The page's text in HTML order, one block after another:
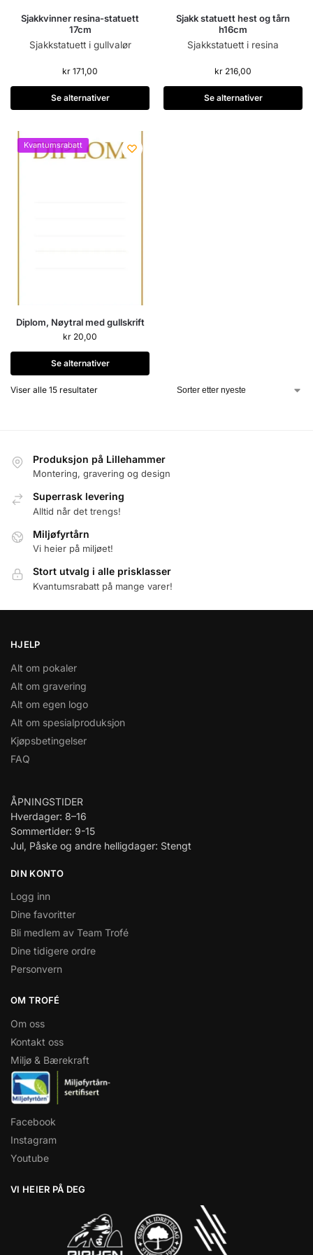
Sjakkvinner resina-statuett
17cm
Sjakkstatuett i gullvalør
kr 171,00
Se alternativer
Sjakk statuett hest og tårn
h16cm
Sjakkstatuett i resina
kr 216,00
Se alternativer
Kvantumsrabatt
Diplom, Nøytral med gullskrift
kr 20,00
Se alternativer
Viser alle 15 resultater
Produksjon på Lillehammer
Montering, gravering og design
Superrask levering
Alltid når det trengs!
Miljøfyrtårn
Vi heier på miljøet!
Stort utvalg i alle prisklasser
Kvantumsrabatt på mange varer!
HJELP
Alt om pokaler
Alt om gravering
Alt om egen logo
Alt om spesialproduksjon
Kjøpsbetingelser
FAQ
ÅPNINGSTIDER
Hverdager: 8–16
Sommertider: 9-15
Jul, Påske og andre helligdager: Stengt
DIN KONTO
Logg inn
Dine favoritter
Bli medlem av Team Trofé
Dine tidigere ordre
Personvern
OM TROFÉ
Om oss
Kontakt oss
Miljø & Bærekraft
Facebook
Instagram
Youtube
VI HEIER PÅ DEG